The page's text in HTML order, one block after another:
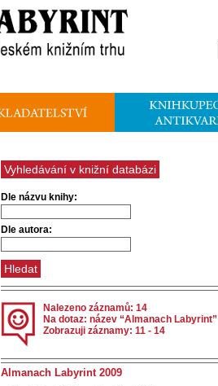
Vyhledávání v knižní databázi
Dle názvu knihy:
Dle autora:
Nalezeno záznamů: 14
Na dotaz: název “Almanach Labyrint”
Zobrazuji záznamy: 11 - 14
Almanach Labyrint 2009